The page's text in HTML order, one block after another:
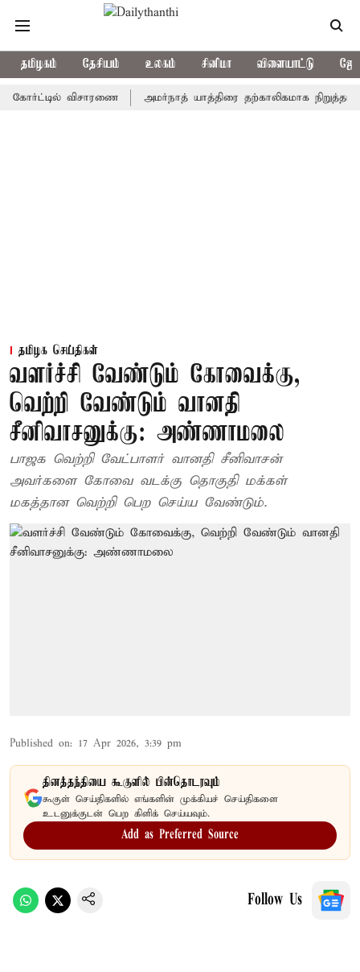
தமிழகம் தேசியம் உலகம் சினிமா விளையாட்டு
விசாரணை அமர்நாத் யாத்திரை தற்காலிகமாக நிறுத்தம்
தமிழக செய்திகள்
வளர்ச்சி வேண்டும் கோவைக்கு,
வெற்றி வேண்டும் வானதி
சீனிவாசனுக்கு: அண்ணாமலை
பாஜக வெற்றி வேட்பாளர் வானதி சீனிவாசன்
அவர்களை கோவை வடக்கு தொகுதி மக்கள்
மகத்தான வெற்றி பெற செய்ய வேண்டும்.
Published on: 17 Apr 2026, 3:39 pm
தினத்தந்தியை கூகுளில் பின்தொடரவும்
கூகுள் செய்திகளில் எங்களின் முக்கியச் செய்திகளை
உடனுக்குடன் பெற கிளிக் செய்யவும்.
Add as Preferred Source
Follow Us